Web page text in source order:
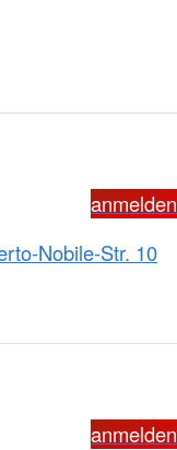
anmelden
Nobile-Str. 10
anmelden